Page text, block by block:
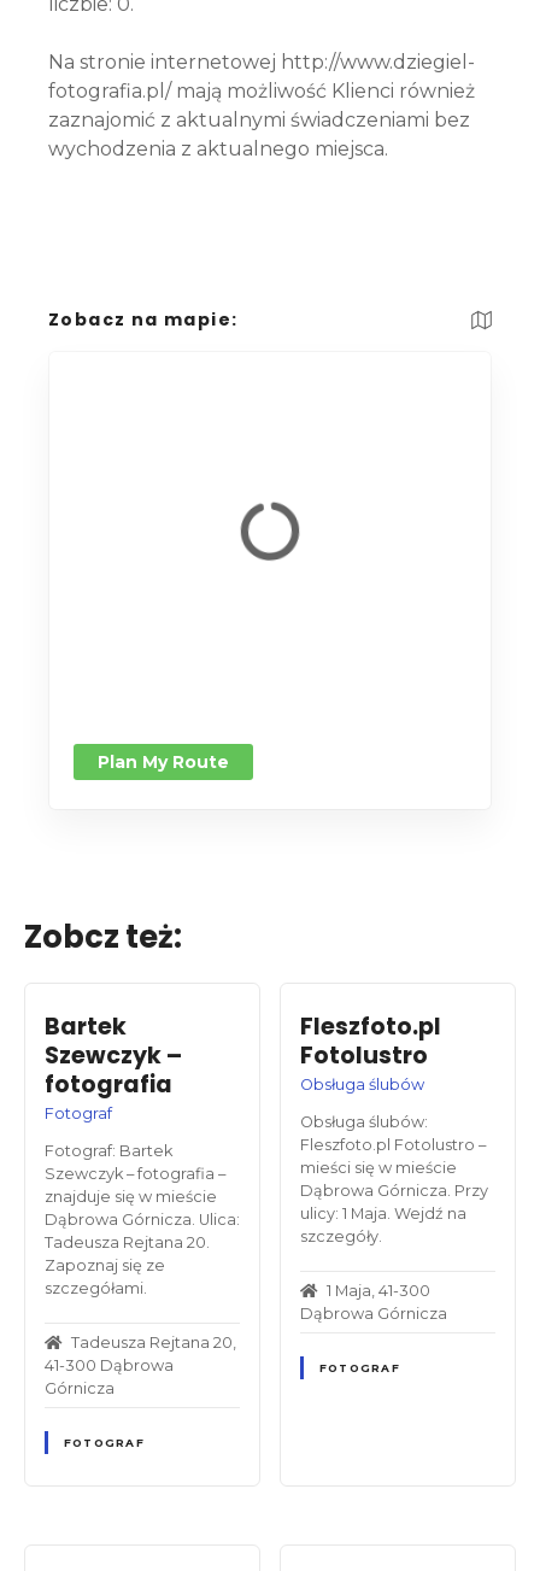
Na stronie internetowej http://www.dziegiel-
fotografia.pl/ mają możliwość Klienci również
zaznajomić z aktualnymi świadczeniami bez
wychodzenia z aktualnego miejsca.
Zobacz na mapie:
Plan My Route
Zobcz też:
Bartek
Szewczyk –
fotografia
Fotograf
Fotograf: Bartek
Szewczyk – fotografia –
znajduje się w mieście
Dąbrowa Górnicza. Ulica:
Tadeusza Rejtana 20.
Zapoznaj się ze
szczegółami.
Tadeusza Rejtana 20,
41-300 Dąbrowa
Górnicza
FOTOGRAF
Fleszfoto.pl
Fotolustro
Obsługa ślubów
Obsługa ślubów:
Fleszfoto.pl Fotolustro –
mieści się w mieście
Dąbrowa Górnicza. Przy
ulicy: 1 Maja. Wejdź na
szczegóły.
1 Maja, 41-300
Dąbrowa Górnicza
FOTOGRAF